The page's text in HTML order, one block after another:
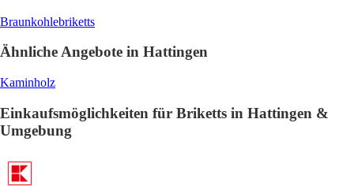
Braunkohlebriketts
Ähnliche Angebote in Hattingen
Kaminholz
Einkaufsmöglichkeiten für Briketts in Hattingen &
Umgebung